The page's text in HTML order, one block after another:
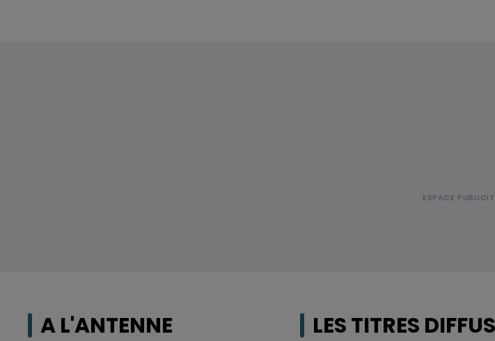
A L'ANTENNE LES TITRES